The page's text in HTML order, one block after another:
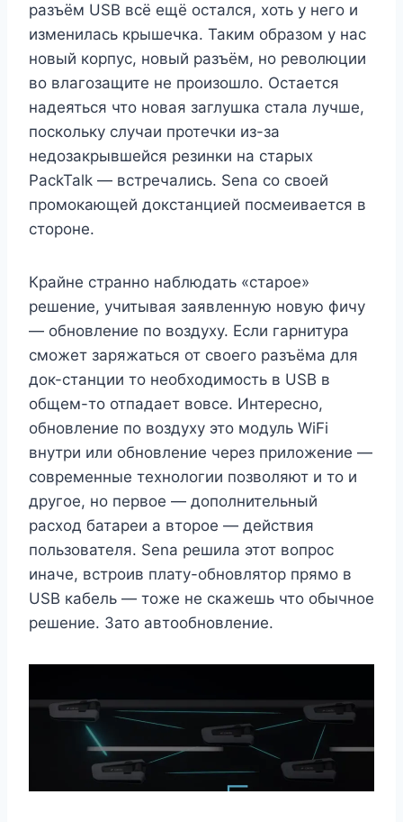
разъём USB всё ещё остался, хоть у него и
изменилась крышечка. Таким образом у нас
новый корпус, новый разъём, но революции
во влагозащите не произошло. Остается
надеяться что новая заглушка стала лучше,
поскольку случаи протечки из-за
недозакрывшейся резинки на старых
PackTalk — встречались. Sena со своей
промокающей докстанцией посмеивается в
стороне.
Крайне странно наблюдать «старое»
решение, учитывая заявленную новую фичу
— обновление по воздуху. Если гарнитура
сможет заряжаться от своего разъёма для
док-станции то необходимость в USB в
общем-то отпадает вовсе. Интересно,
обновление по воздуху это модуль WiFi
внутри или обновление через приложение —
современные технологии позволяют и то и
другое, но первое — дополнительный
расход батареи а второе — действия
пользователя. Sena решила этот вопрос
иначе, встроив плату-обновлятор прямо в
USB кабель — тоже не скажешь что обычное
решение. Зато автообновление.